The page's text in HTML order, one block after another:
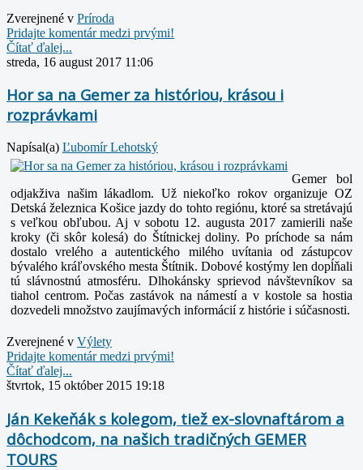
Zverejnené v Prí­roda
Pridajte komentár medzi prvými!
Čítať ďalej...
streda, 16 august 2017 11:06
Hor sa na Gemer za históriou, krásou i
rozprávkami
Napísal(a) Ľubomír Lehotský
Gemer bol
odjakživa našim lákadlom. Už niekoľko rokov organizuje OZ
Detská železnica Košice jazdy do tohto regiónu, ktoré sa stretávajú
s veľkou obľubou. Aj v sobotu 12. augusta 2017 zamierili naše
kroky (či skôr kolesá) do Štítnickej doliny. Po príchode sa nám
dostalo vrelého a autentického milého uvítania od zástupcov
bývalého kráľovského mesta Štítnik. Dobové kostýmy len dopĺňali
tú slávnostnú atmosféru. Dlhokánsky sprievod návštevníkov sa
tiahol centrom. Počas zastávok na námestí a v kostole sa hostia
dozvedeli množstvo zaujímavých informácií z histórie i súčasnosti.
Zverejnené v Výlety
Pridajte komentár medzi prvými!
Čítať ďalej...
štvrtok, 15 október 2015 19:18
Ján Kekeňák s kolegom, tiež ex-slovnaftárom a
dôchodcom, na našich tradičných GEMER
TOURS